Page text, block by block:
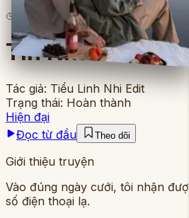
lượt đọc· 8chương
Tin Nhắn Từ Số
Tác giả: Tiểu Linh Nhi Edit
Trạng thái: Hoàn thành
Hiện đại
Đọc từ đầu
Theo dõi
Giới thiệu truyện
Vào đúng ngày cưới, tôi nhận
số điện thoại lạ.